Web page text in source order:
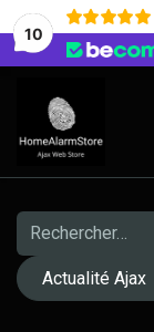
10
Actualité Ajax